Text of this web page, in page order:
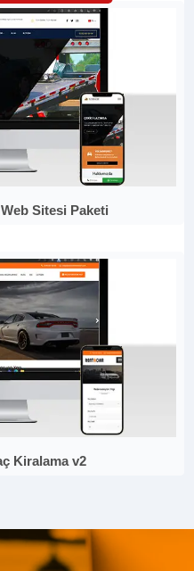
Sitesi Paketi
Kiralama v2